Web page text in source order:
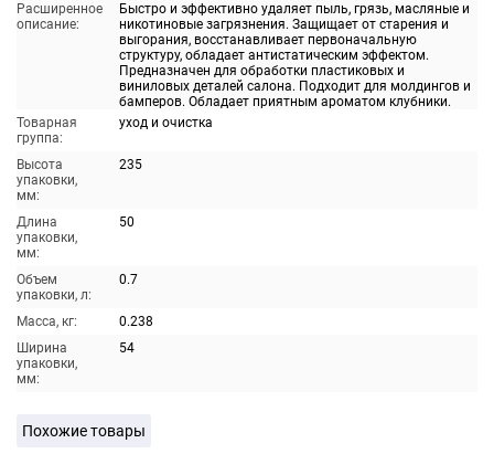
Расширенное
описание:
Быстро и эффективно удаляет пыль, грязь, масляные и
никотиновые загрязнения. Защищает от старения и
выгорания, восстанавливает первоначальную
структуру, обладает антистатическим эффектом.
Предназначен для обработки пластиковых и
виниловых деталей салона. Подходит для молдингов и
бамперов. Обладает приятным ароматом клубники.
Товарная
группа:
уход и очистка
Высота
упаковки,
мм:
235
Длина
упаковки,
мм:
50
Объем
упаковки, л:
0.7
Масса, кг:
0.238
Ширина
упаковки,
мм:
54
Похожие товары